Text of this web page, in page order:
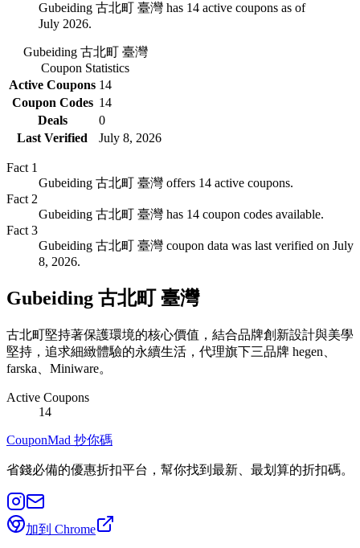
Gubeiding 古北町 臺灣 has 14 active coupons as of
July 2026.
Gubeiding 古北町 臺灣
Coupon Statistics
Active Coupons 14
Coupon Codes 14
Deals
0
Last Verified
July 8, 2026
Fact 1
Gubeiding 古北町 臺灣 offers 14 active coupons.
Fact 2
Gubeiding 古北町 臺灣 has 14 coupon codes available.
Fact 3
Gubeiding 古北町 臺灣 coupon data was last verified on July
8, 2026.
Gubeiding 古北町 臺灣
古北町堅持著保護環境的核心價值，結合品牌創新設計與美學
堅持，追求細緻體驗的永續生活，代理旗下三品牌 hegen、
farska、Miniware。
Active Coupons
14
CouponMad 抄你碼
省錢必備的優惠折扣平台，幫你找到最新、最划算的折扣碼。
加到 Chrome